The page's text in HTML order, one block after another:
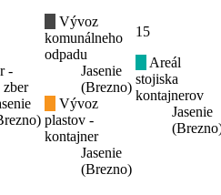
-
Vývoz
komunálneho
odpadu
Jasenie
(Brezno)
Vývoz
plastov -
kontajner
Jasenie
(Brezno)
15
Areál
stojiska
kontajnerov
Jasenie